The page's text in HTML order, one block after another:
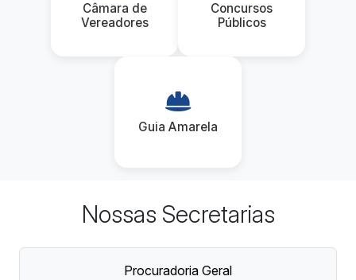
Câmara de
Vereadores
Concursos
Públicos
Guia Amarela
Nossas Secretarias
Procuradoria Geral